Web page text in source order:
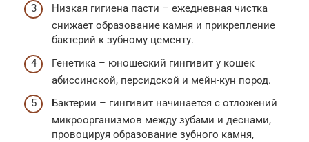
Низкая гигиена пасти – ежедневная чистка
снижает образование камня и прикрепление
бактерий к зубному цементу.
Генетика – юношеский гингивит у кошек
абиссинской, персидской и мейн-кун пород.
Бактерии – гингивит начинается с отложений
микроорганизмов между зубами и деснами,
провоцируя образование зубного камня,